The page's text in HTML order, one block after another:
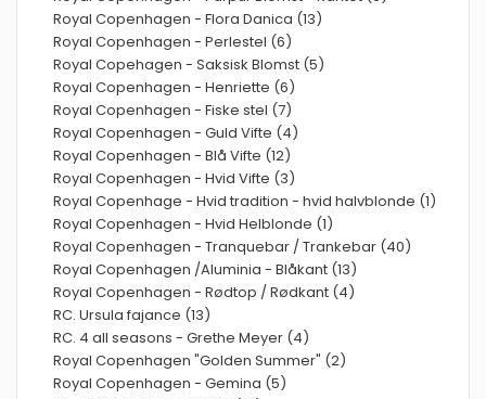
Royal Copenhagen - Flora Danica (13)
Royal Copenhagen - Perlestel (6)
Royal Copehagen - Saksisk Blomst (5)
Royal Copenhagen - Henriette (6)
Royal Copenhagen - Fiske stel (7)
Royal Copenhagen - Guld Vifte (4)
Royal Copenhagen - Blå Vifte (12)
Royal Copenhagen - Hvid Vifte (3)
Royal Copenhage - Hvid tradition - hvid halvblonde (1)
Royal Copenhagen - Hvid Helblonde (1)
Royal Copenhagen - Tranquebar / Trankebar (40)
Royal Copenhagen /Aluminia - Blåkant (13)
Royal Copenhagen - Rødtop / Rødkant (4)
RC. Ursula fajance (13)
RC. 4 all seasons - Grethe Meyer (4)
Royal Copenhagen "Golden Summer" (2)
Royal Copenhagen - Gemina (5)